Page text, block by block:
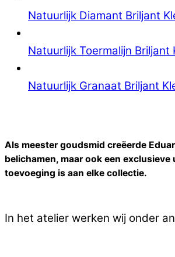
Natuurlijk Diamant Briljant
Natuurlijk Toermalijn Briljant
Natuurlijk Granaat Briljant
Als meester goudsmid creëerde
belichamen, maar ook een
toevoeging is aan elke collectie.
In het atelier werken wij onder